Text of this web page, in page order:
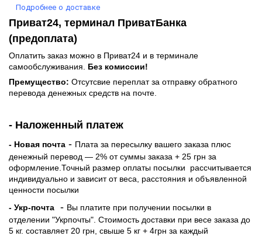
Подробнее о доставке
Приват24, терминал ПриватБанка
(предоплата)
Оплатить заказ можно в Приват24 и в терминале
самообслуживания. Без комиссии!
Премущество: Отсутсвие переплат за отправку обратного
перевода денежных средств на почте.
- Наложенный платеж
- Новая почта - Плата за пересылку вашего заказа плюс
денежный перевод — 2% от суммы заказа + 25 грн за
оформление.Точный размер оплаты посылки рассчитывается
индивидуально и зависит от веса, расстояния и объявленной
ценности посылки
- Укр-почта
- Вы платите при получении посылки в
отделении "Укрпочты". Стоимость доставки при весе заказа до
5 кг. составляет 20 грн, свыше 5 кг + 4грн за каждый